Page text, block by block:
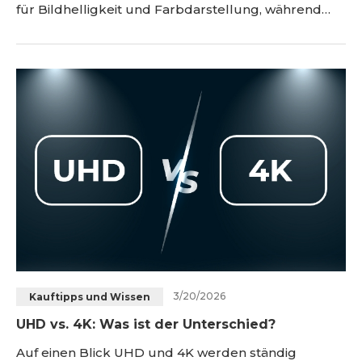
für Bildhelligkeit und Farbdarstellung, während
basieren auf LCD-Panels mit LED-
Hintergrundbeleuchtung, aber QLED ergänzt diese
Technik um Quantum Dots, also Nanopartikel zur
Farbverbesserung. Für helle Räume und kräftige
Kauftipps und Wissen 3/20/2026
UHD vs. 4K: Was ist der Unterschied?
Auf einen Blick UHD und 4K werden ständig